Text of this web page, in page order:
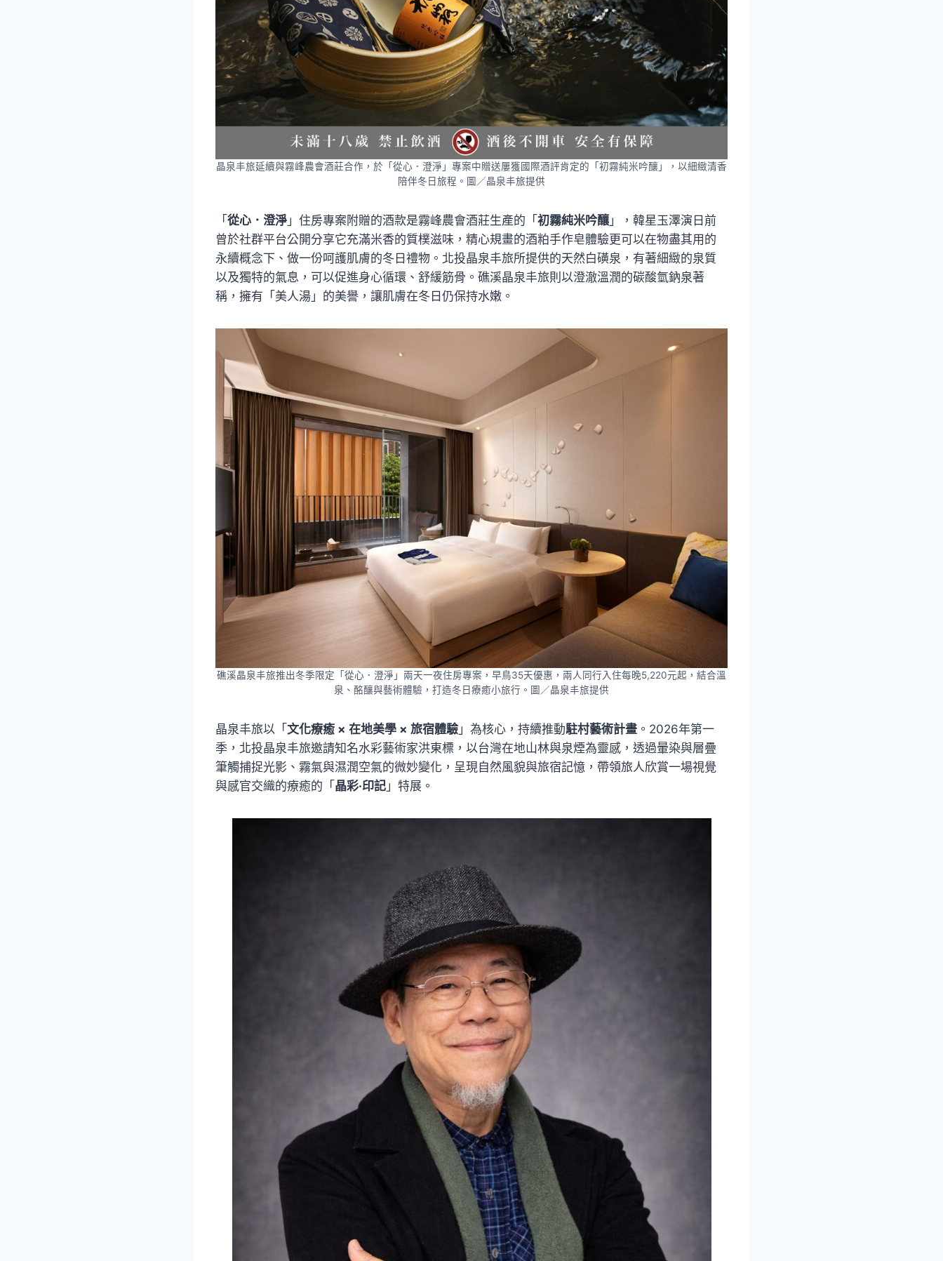
晶泉丰旅延續與霧峰農會酒莊合作，於「從心．澄淨」專案中贈送屢獲國際酒評肯定的「初霧純米吟釀」，以細緻清香
陪伴冬日旅程。圖／晶泉丰旅提供
「 從心．澄淨 」住房專案附贈的酒款是霧峰農會酒莊生產的「 初霧純米吟釀 」，韓星玉澤演日前
曾於社群平台公開分享它充滿米香的質樸滋味，精心規畫的酒粕手作皂體驗更可以在物盡其用的
永續概念下、做一份呵護肌膚的冬日禮物。北投晶泉丰旅所提供的天然白磺泉，有著細緻的泉質
以及獨特的氣息，可以促進身心循環、舒緩筋骨。礁溪晶泉丰旅則以澄澈溫潤的碳酸氫鈉泉著
稱，擁有「美人湯」的美譽，讓肌膚在冬日仍保持水嫩。
礁溪晶泉丰旅推出冬季限定「從心．澄淨」兩天一夜住房專案，早鳥35天優惠，兩人同行入住每晚5,220元起，結合溫
泉、酩釀與藝術體驗，打造冬日療癒小旅行。圖／晶泉丰旅提供
晶泉丰旅以「 文化療癒 × 在地美學 × 旅宿體驗 」為核心，持續推動駐村藝術計畫 。2026年第一
季，北投晶泉丰旅邀請知名水彩藝術家洪東標，以台灣在地山林與泉煙為靈感，透過暈染與層疊
筆觸捕捉光影、霧氣與濕潤空氣的微妙變化，呈現自然風貌與旅宿記憶，帶領旅人欣賞一場視覺
與感官交織的療癒的「 晶彩·印記 」特展。